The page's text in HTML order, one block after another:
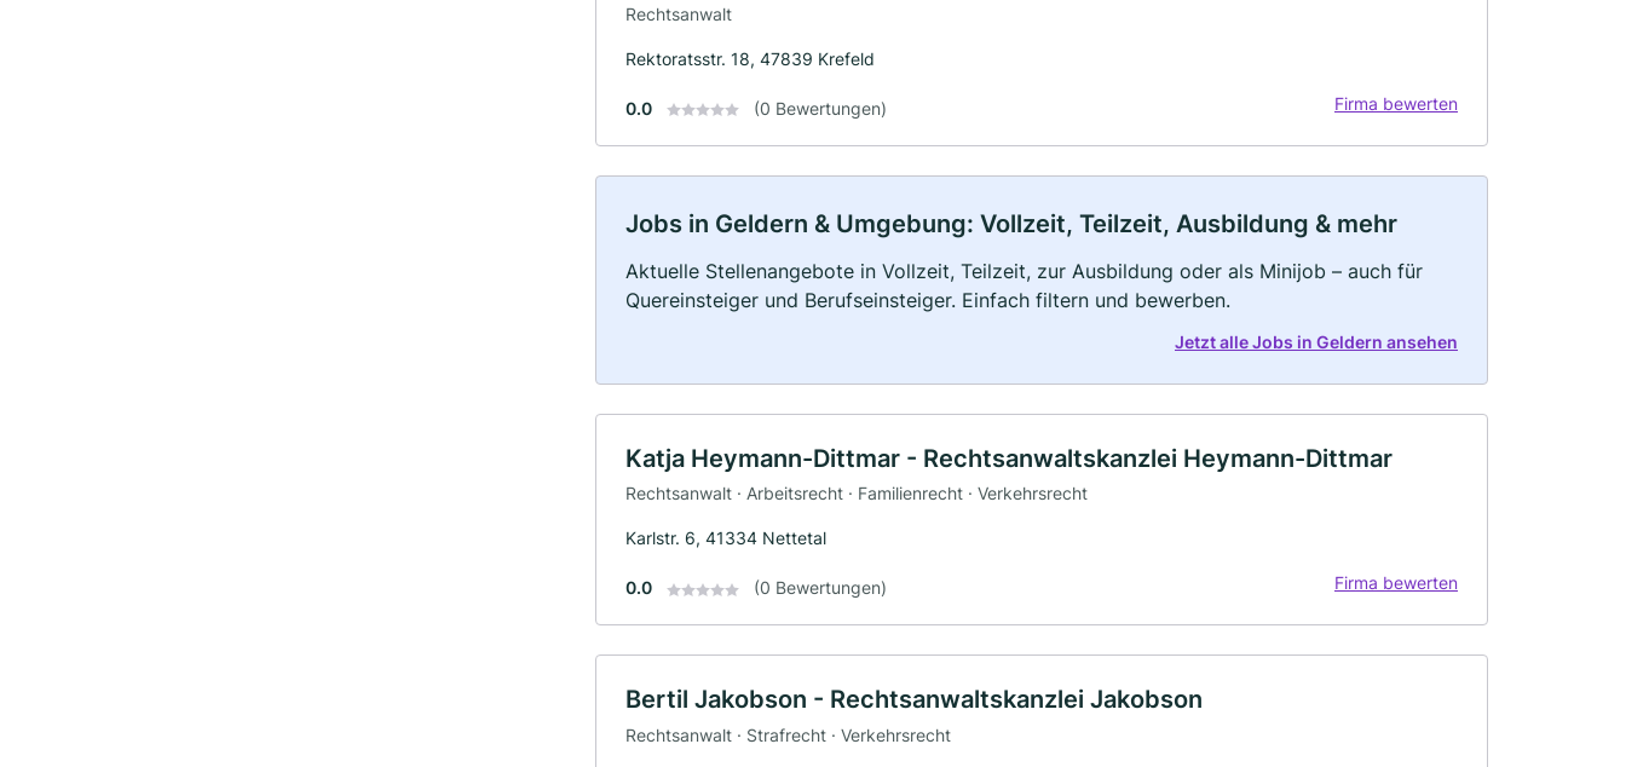
Rechtsanwalt
Rektoratsstr. 18, 47839 Krefeld
0.0 (0 Bewertungen) Firma bewerten
Jobs in Geldern & Umgebung: Vollzeit, Teilzeit, Ausbildung & mehr
Aktuelle Stellenangebote in Vollzeit, Teilzeit, zur Ausbildung oder als Minijob – auch für
Quereinsteiger und Berufseinsteiger. Einfach filtern und bewerben.
Jetzt alle Jobs in Geldern ansehen
Katja Heymann-Dittmar - Rechtsanwaltskanzlei Heymann-Dittmar
Rechtsanwalt · Arbeitsrecht · Familienrecht · Verkehrsrecht
Karlstr. 6, 41334 Nettetal
0.0 (0 Bewertungen) Firma bewerten
Bertil Jakobson - Rechtsanwaltskanzlei Jakobson
Rechtsanwalt · Strafrecht · Verkehrsrecht